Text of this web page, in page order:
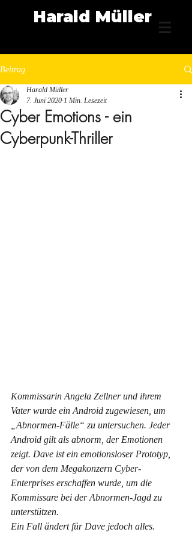
Harald Müller
Beitrag
Cyber Emotions - ein
Cyberpunk-Thriller
Harald Müller
7. Juni 2020 1 Min. Lesezeit
Kommissarin Angela Zellner und ihrem
Vater wurde ein Android zugewiesen, um
„Abnormen-Fälle“ zu untersuchen. Jeder
Android gilt als abnorm, der Emotionen
zeigt. Dave ist ein emotionsloser Prototyp,
der von dem Megakonzern Cyber-
Enterprises erschaffen wurde, um die
Kommissare bei der Abnormen-Jagd zu
unterstützen.
Ein Fall ändert für Dave jedoch alles.